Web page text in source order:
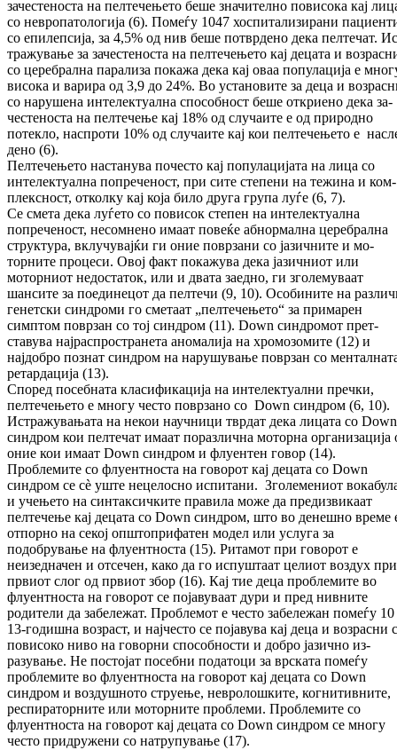
зачестеноста на пел­те­че­ње­то беше значително повисока кај
со невропатологија (6). Помеѓу 1047 хос­пи­та­ли­зирани
со епилепсија, за 4,5% од нив беше потврдено дека пелтечат.
тра­жу­вање за зачестеноста на пелтечењето кај децата и
со церебрална па­ра­ли­за покажа дека кај оваа популација е
висока и варира од 3,9 до 24%. Во ус­та­но­ви­те за деца и
со нарушена ин­те­лек­туална способност беше откриено дека за­
честеноста на пелтечење кај 18% од слу­чаи­те е од природно
потекло, наспроти 10% од случаите кај кои пелтечењето е
де­но (6).
Пелтечењето настанува почесто кај по­пу­ла­ци­јата на лица со
интелектуална попре­че­ност, при сите степени на тежина и ком­
плекс­ност, отколку кај која било друга група луѓе (6, 7).
Се смета дека луѓето со повисок степен на ин­телектуална
попреченост, несомнено има­ат повеќе абнормална церебрална
структура, вклу­чувајќи ги оние поврзани со јазичните и мо­
торните процеси. Овој факт покажува дека јазичниот или
моторниот недостаток, или и двата заедно, ги зголемуваат
шансите за поединецот да пелтечи (9, 10). Особините на
генетски синдроми го сметаат „пел­те­чењето“ за примарен
симптом по­вр­зан со тој синдром (11). Down син­дромот прет­
ставува најраспространета ано­ма­ли­ја на хро­мозомите (12) и
најдобро познат син­дром на нарушување поврзан со
ре­тар­дација (13).
Според посебната класификација на ин­те­лек­туални пречки,
пелтечењето е многу често поврзано со Down синдром (6, 10).
Истражувањата на некои научници твр­дат дека лицата со Down
синдром кои пел­течат имаат поразлична моторна ор­га­ни­за­ци­ја
оние кои имаат Down синдром и флуентен говор (14).
Про­блемите со флуентноста на говорот кај де­цата со Down
синдром се сè уште не­це­лос­но испитани. Зголемениот
и уче­њето на синтаксичките правила може да пре­дизвикаат
пелтечење кај децата со Down синдром, што во денешно време
от­пор­но на секој општоприфатен модел или ус­лу­га за
подобрување на флуентноста (15). Ри­та­мот при говорот е
неизедначен и отсечен, како да го испуштаат целиот воздух при
пр­ви­от слог од првиот збор (16). Кај тие деца про­блемите во
флуентноста на говорот се по­јавуваат дури и пред нивните
родители да за­бележат. Проблемот е често забележан по­ме­ѓу
13-годишна возраст, и најчесто се по­јавува кај деца и возрасни
повисоко ни­во на говорни способности и добро јазично из­
разување. Не постојат посебни податоци за врската помеѓу
проблемите во флуент­нос­та на говорот кај децата со Down
синдром и воздушното струење, невролошките, ко­гни­тивните,
респираторните или моторните про­блеми. Проблемите со
флуентноста на го­ворот кај децата со Down синдром се мно­гу
често придружени со натрупување (17).